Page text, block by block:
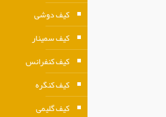
کیف دوشی
کیف سمینار
کیف کنفرانس
کیف کنگره
کیف گلیمی